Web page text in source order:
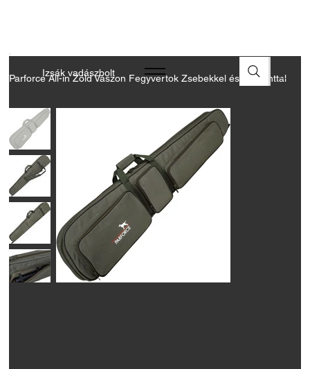
Izsák vadászbolt
Parforce All-in Zöld Vászon Fegyvertok Zsebekkel és Vállpánttal